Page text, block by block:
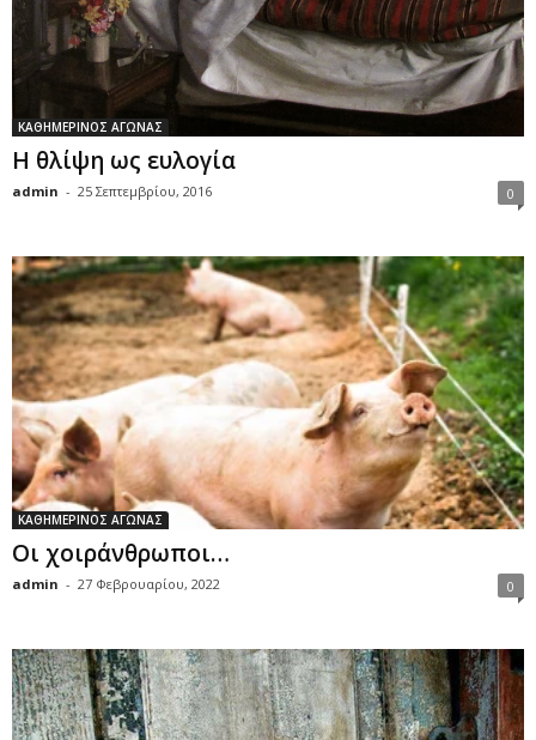
ΚΑΘΗΜΕΡΙΝΟΣ ΑΓΩΝΑΣ
Η θλίψη ως ευλογία
admin - 25 Σεπτεμβρίου, 2016 0
ΚΑΘΗΜΕΡΙΝΟΣ ΑΓΩΝΑΣ
Οι χοιράνθρωποι…
admin - 27 Φεβρουαρίου, 2022 0